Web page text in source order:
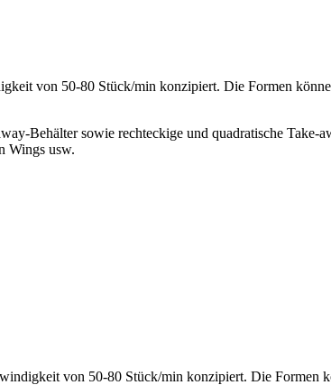
von 50-80 Stück/min konzipiert. Die Formen
Behälter sowie rechteckige und quadratische
Wings usw.
von 50-80 Stück/min konzipiert. Die Formen